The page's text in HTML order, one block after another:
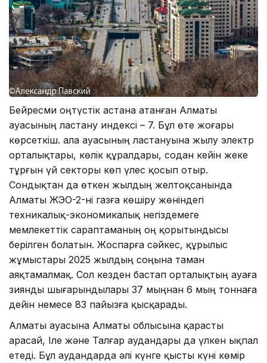
Бейресми оңтүстік астана атанған Алматы
ауасының ластану индексі – 7. Бұл өте жоғары
көрсеткіш. Қала ауасының ластануына жылу электр
орталықтары, көлік құралдары, содан кейін жеке
тұрғын үй секторы көп үлес қосып отыр.
Сондықтан да өткен жылдың желтоқсанында
Алматы ЖЭО-2-ні газға көшіру жөніндегі
техникалық-экономикалық негіздемеге
мемлекеттік сараптаманың оң қорытындысы
берілген болатын. Жоспарға сәйкес, құрылыс
жұмыстары 2025 жылдың соңына таман
аяқтамалмақ. Сол кезден бастап орталықтың ауаға
зиянды шығарындылары 37 мыңнан 6 мың тоннаға
дейін немесе 83 пайызға қысқарады.
Алматы ауасына Алматы облысына қарасты
Қарасай, Іле және Талғар аудандары да үлкен ықпал
етеді. Бұл аудандарда әлі күнге қысты күні көмір